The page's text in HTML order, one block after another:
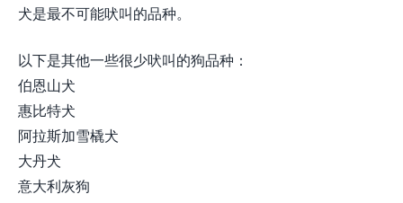
犬是最不可能吠叫的品种。
以下是其他一些很少吠叫的狗品种：
伯恩山犬
惠比特犬
阿拉斯加雪橇犬
大丹犬
意大利灰狗